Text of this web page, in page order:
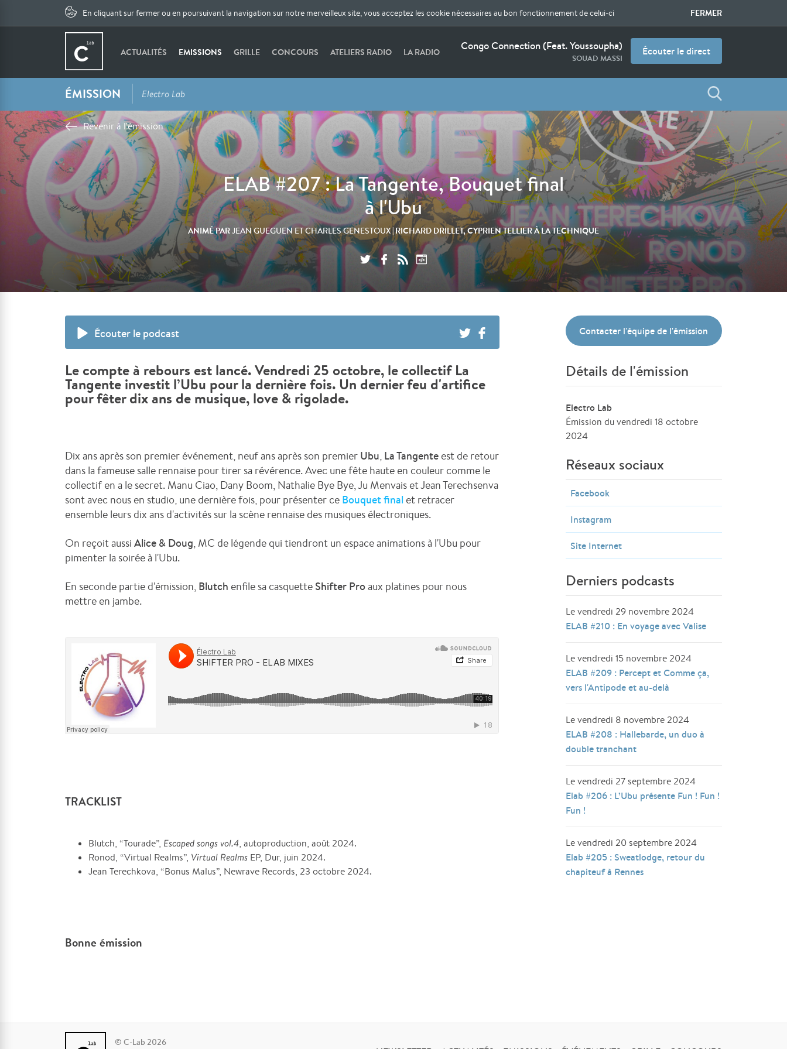
En cliquant sur fermer ou en poursuivant la navigation sur notre merveilleux site, vous acceptez les cookie nécessaires au bon fonctionnement de celui-ci FERMER
ACTUALITÉS EMISSIONS GRILLE CONCOURS ATELIERS RADIO LA RADIO Congo Connection (feat. Youssoupha)
SOUAD MASSI
Écouter le direct
ÉMISSION Electro Lab
Revenir à l'émission
ELAB #207 : La Tangente, Bouquet final
à l'Ubu
ANIMÉ PARJEAN GUEGUEN ET CHARLES GENESTOUX| RICHARD DRILLET, CYPRIEN TELLIER À LA TECHNIQUE
Écouter le podcast
Le compte à rebours est lancé. Vendredi 25 octobre, le collectif La
Tangente investit l’Ubu pour la dernière fois. Un dernier feu d'artifice
pour fêter dix ans de musique, love & rigolade.
Dix ans après son premier événement, neuf ans après son premier Ubu, La Tangente est de retour
dans la fameuse salle rennaise pour tirer sa révérence. Avec une fête haute en couleur comme le
collectif en a le secret. Manu Ciao, Dany Boom, Nathalie Bye Bye, Ju Menvais et Jean Terechsenva
sont avec nous en studio, une dernière fois, pour présenter ce Bouquet final et retracer
ensemble leurs dix ans d'activités sur la scène rennaise des musiques électroniques.
On reçoit aussiAlice & Doug, MC de légende qui tiendront un espace animations à l'Ubu pour
pimenter la soirée à l'Ubu.
En seconde partie d'émission, Blutch enfile sa casquette Shifter Proaux platines pour nous
mettre en jambe.
TRACKLIST
Blutch, “Tourade”, Escaped songs vol.4, autoproduction, août 2024.
Ronod, “Virtual Realms”, Virtual Realms EP, Dur, juin 2024.
Jean Terechkova, “Bonus Malus”, Newrave Records, 23 octobre 2024.
Bonne émission
Contacter l'équipe de l'émission
Détails de l'émission
Electro Lab
Émission du vendredi 18 octobre
2024
Réseaux sociaux
Facebook
Instagram
Site Internet
Derniers podcasts
Le vendredi 29 novembre 2024
ELAB #210 : En voyage avec Valise
Le vendredi 15 novembre 2024
ELAB #209 : Percept et Comme ça,
vers l'Antipode et au-delà
Le vendredi 8 novembre 2024
ELAB #208 : Hallebarde, un duo à
double tranchant
Le vendredi 27 septembre 2024
Elab #206 : L’Ubu présente Fun ! Fun !
Fun !
Le vendredi 20 septembre 2024
Elab #205 : Sweatlodge, retour du
chapiteuf à Rennes
© C-Lab 2026